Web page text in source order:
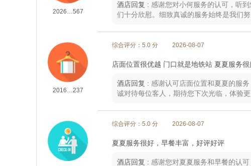
2026…567
酒店回复 : 感谢您对小何服务的认可，听
们十分欣慰。细致真诚的服务始终是我们
2016…237
综合评分：5.0 分 2026-08-07
店面位置很优越 门口就是地铁站 夏夏服务很
酒店回复 : 感谢认可店面位置和夏夏的服
诚对待每位客人，期待您下次光临，体验更
综合评分：5.0 分 2026-08-07
夏夏服务很好，早餐丰富，好评好评
酒店回复 : 感谢您对夏夏服务和早餐的认